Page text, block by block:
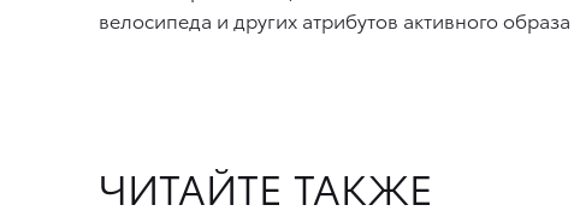
велосипеда и других атрибутов активного
ЧИТАЙТЕ ТАКЖЕ